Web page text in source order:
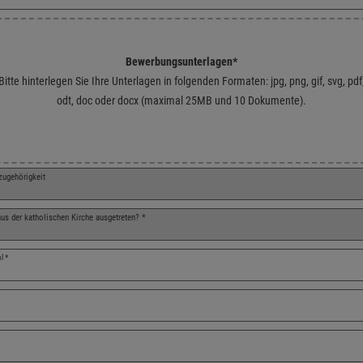
Bewerbungsunterlagen*
Bitte hinterlegen Sie Ihre Unterlagen in folgenden Formaten: jpg, png, gif, svg, pdf,
odt, doc oder docx (maximal 25MB und 10 Dokumente).
Dateien hierher oder klicken Sie, um Dateien auszuwählen. Unterstützte
der katholischen Kirche ausgetreten? *
*